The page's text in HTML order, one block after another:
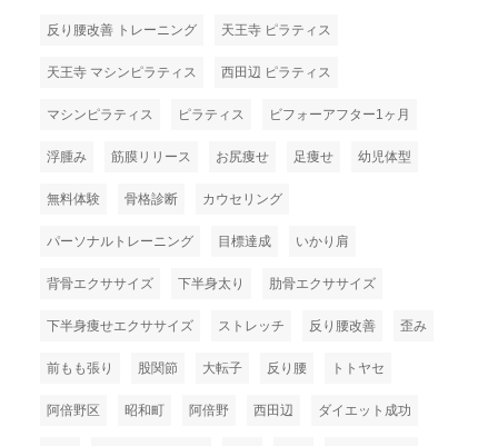
反り腰改善 トレーニング 天王寺 ピラティス
天王寺 マシンピラティス 西田辺 ピラティス
マシンピラティス ピラティス ビフォーアフター1ヶ月
浮腫み 筋膜リリース お尻痩せ 足痩せ 幼児体型
無料体験 骨格診断 カウセリング
パーソナルトレーニング 目標達成 いかり肩
背骨エクササイズ 下半身太り 肋骨エクササイズ
下半身痩せエクササイズ ストレッチ 反り腰改善 歪み
前もも張り 股関節 大転子 反り腰 トトヤセ
阿倍野区 昭和町 阿倍野 西田辺 ダイエット成功